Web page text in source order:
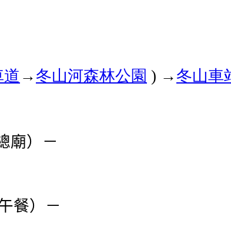
→冬山河森林公園 ) →冬山車
廟）－
午餐）－